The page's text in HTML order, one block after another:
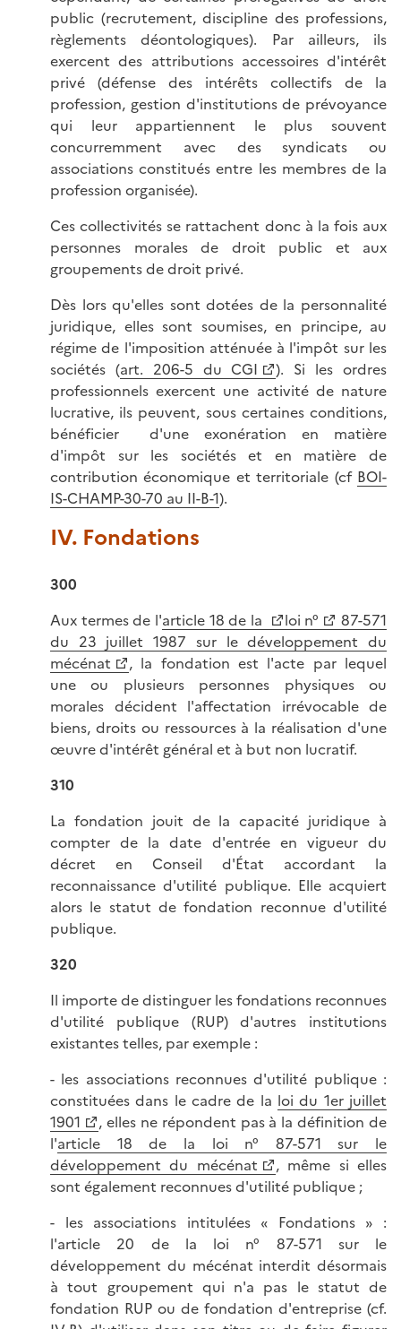
public (recrutement, discipline des professions,
règlements déontologiques). Par ailleurs, ils
exercent des attributions accessoires d'intérêt
privé (défense des intérêts collectifs de la
profession, gestion d'institutions de prévoyance
qui leur appartiennent le plus souvent
concurremment avec des syndicats ou
associations constitués entre les membres de la
profession organisée).
Ces collectivités se rattachent donc à la fois aux
personnes morales de droit public et aux
groupements de droit privé.
Dès lors qu'elles sont dotées de la personnalité
juridique, elles sont soumises, en principe, au
régime de l'imposition atténuée à l'impôt sur les
sociétés (art. 206-5 du CGI
). Si les ordres
professionnels exercent une activité de nature
lucrative, ils peuvent, sous certaines conditions,
bénéficier d'une exonération en matière
d'impôt sur les sociétés et en matière de
contribution économique et territoriale (cf BOI-
IS-CHAMP-30-70 au II-B-1).
IV. Fondations
300
Aux termes de l'article 18 de la loi n°
87-571
du 23 juillet 1987 sur le développement du
mécénat
, la fondation est l'acte par lequel
une ou plusieurs personnes physiques ou
morales décident l'affectation irrévocable de
biens, droits ou ressources à la réalisation d'une
œuvre d'intérêt général et à but non lucratif.
310
La fondation jouit de la capacité juridique à
compter de la date d'entrée en vigueur du
décret en Conseil d'État accordant la
reconnaissance d'utilité publique. Elle acquiert
alors le statut de fondation reconnue d'utilité
publique.
320
Il importe de distinguer les fondations reconnues
d'utilité publique (RUP) d'autres institutions
existantes telles, par exemple :
- les associations reconnues d'utilité publique :
constituées dans le cadre de la loi du 1er juillet
1901
, elles ne répondent pas à la définition de
l'article 18 de la loi n° 87-571 sur le
développement du mécénat
, même si elles
sont également reconnues d'utilité publique ;
- les associations intitulées « Fondations » :
l'article 20 de la loi n° 87-571 sur le
développement du mécénat interdit désormais
à tout groupement qui n'a pas le statut de
fondation RUP ou de fondation d'entreprise (cf.